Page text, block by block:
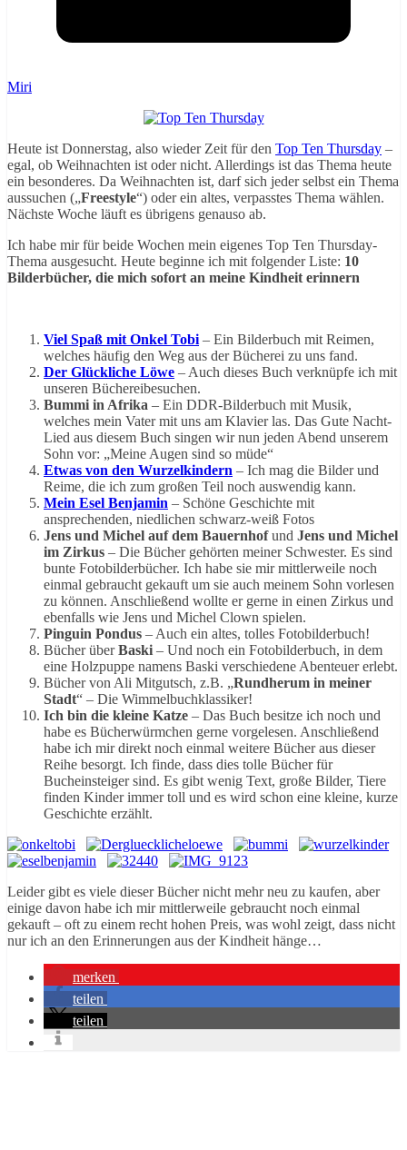
Miri
Heute ist Donnerstag, also wieder Zeit für den Top Ten Thursday –
egal, ob Weihnachten ist oder nicht. Allerdings ist das Thema heute
ein besonderes. Da Weihnachten ist, darf sich jeder selbst ein Thema
aussuchen („Freestyle“) oder ein altes, verpasstes Thema wählen.
Nächste Woche läuft es übrigens genauso ab.
Ich habe mir für beide Wochen mein eigenes Top Ten Thursday-
Thema ausgesucht. Heute beginne ich mit folgender Liste: 10
Bilderbücher, die mich sofort an meine Kindheit erinnern
Viel Spaß mit Onkel Tobi – Ein Bilderbuch mit Reimen,
welches häufig den Weg aus der Bücherei zu uns fand.
Der Glückliche Löwe – Auch dieses Buch verknüpfe ich mit
unseren Büchereibesuchen.
Bummi in Afrika – Ein DDR-Bilderbuch mit Musik,
welches mein Vater mit uns am Klavier las. Das Gute Nacht-
Lied aus diesem Buch singen wir nun jeden Abend unserem
Sohn vor: „Meine Augen sind so müde“
Etwas von den Wurzelkindern – Ich mag die Bilder und
Reime, die ich zum großen Teil noch auswendig kann.
Mein Esel Benjamin – Schöne Geschichte mit
ansprechenden, niedlichen schwarz-weiß Fotos
Jens und Michel auf dem Bauernhofund Jens und Michel
im Zirkus – Die Bücher gehörten meiner Schwester. Es sind
bunte Fotobilderbücher. Ich habe sie mir mittlerweile noch
einmal gebraucht gekauft um sie auch meinem Sohn vorlesen
zu können. Anschließend wollte er gerne in einen Zirkus und
ebenfalls wie Jens und Michel Clown spielen.
Pinguin Pondus – Auch ein altes, tolles Fotobilderbuch!
Bücher überBaski – Und noch ein Fotobilderbuch, in dem
eine Holzpuppe namens Baski verschiedene Abenteuer erlebt.
Bücher von Ali Mitgutsch, z.B. „Rundherum in meiner
Stadt“ – Die Wimmelbuchklassiker!
Ich bin die kleine Katze – Das Buch besitze ich noch und
habe es Bücherwürmchen gerne vorgelesen. Anschließend
habe ich mir direkt noch einmal weitere Bücher aus dieser
Reihe besorgt. Ich finde, dass dies tolle Bücher für
Bucheinsteiger sind. Es gibt wenig Text, große Bilder, Tiere
finden Kinder immer toll und es wird schon eine kleine, kurze
Geschichte erzählt.
Leider gibt es viele dieser Bücher nicht mehr neu zu kaufen, aber
einige davon habe ich mir mittlerweile gebraucht noch einmal
gekauft – oft zu einem recht hohen Preis, was wohl zeigt, dass nicht
nur ich an den Erinnerungen aus der Kindheit hänge…
merken
teilen
teilen